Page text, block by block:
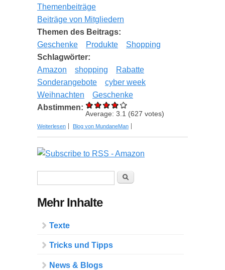
Themenbeiträge
Beiträge von Mitgliedern
Themen des Beitrags:
Geschenke
Produkte
Shopping
Schlagwörter:
Amazon
shopping
Rabatte
Sonderangebote
cyber week
Weihnachten
Geschenke
Abstimmen:
Average: 3.1 (627 votes)
Weiterlesen über 3 Gründe für Gutschein Codes während der
Blog von MundaneMan
Suche
Mehr Inhalte
Texte
Tricks und Tipps
News & Blogs